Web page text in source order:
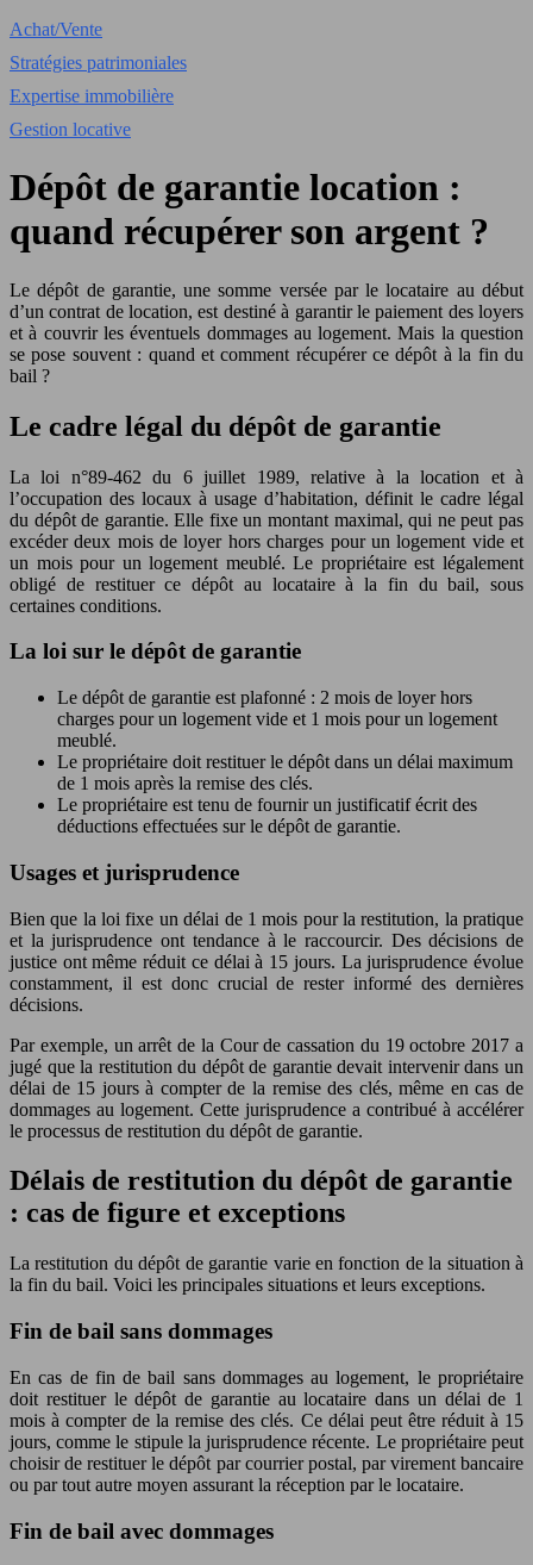
Achat/Vente
Stratégies patrimoniales
Expertise immobilière
Gestion locative
Dépôt de garantie location :
quand récupérer son argent ?
Le dépôt de garantie, une somme versée par le locataire au début
d’un contrat de location, est destiné à garantir le paiement des loyers
et à couvrir les éventuels dommages au logement. Mais la question
se pose souvent : quand et comment récupérer ce dépôt à la fin du
bail ?
Le cadre légal du dépôt de garantie
La loi n°89-462 du 6 juillet 1989, relative à la location et à
l’occupation des locaux à usage d’habitation, définit le cadre légal
du dépôt de garantie. Elle fixe un montant maximal, qui ne peut pas
excéder deux mois de loyer hors charges pour un logement vide et
un mois pour un logement meublé. Le propriétaire est légalement
obligé de restituer ce dépôt au locataire à la fin du bail, sous
certaines conditions.
La loi sur le dépôt de garantie
Le dépôt de garantie est plafonné : 2 mois de loyer hors
charges pour un logement vide et 1 mois pour un logement
meublé.
Le propriétaire doit restituer le dépôt dans un délai maximum
de 1 mois après la remise des clés.
Le propriétaire est tenu de fournir un justificatif écrit des
déductions effectuées sur le dépôt de garantie.
Usages et jurisprudence
Bien que la loi fixe un délai de 1 mois pour la restitution, la pratique
et la jurisprudence ont tendance à le raccourcir. Des décisions de
justice ont même réduit ce délai à 15 jours. La jurisprudence évolue
constamment, il est donc crucial de rester informé des dernières
décisions.
Par exemple, un arrêt de la Cour de cassation du 19 octobre 2017 a
jugé que la restitution du dépôt de garantie devait intervenir dans un
délai de 15 jours à compter de la remise des clés, même en cas de
dommages au logement. Cette jurisprudence a contribué à accélérer
le processus de restitution du dépôt de garantie.
Délais de restitution du dépôt de garantie
: cas de figure et exceptions
La restitution du dépôt de garantie varie en fonction de la situation à
la fin du bail. Voici les principales situations et leurs exceptions.
Fin de bail sans dommages
En cas de fin de bail sans dommages au logement, le propriétaire
doit restituer le dépôt de garantie au locataire dans un délai de 1
mois à compter de la remise des clés. Ce délai peut être réduit à 15
jours, comme le stipule la jurisprudence récente. Le propriétaire peut
choisir de restituer le dépôt par courrier postal, par virement bancaire
ou par tout autre moyen assurant la réception par le locataire.
Fin de bail avec dommages